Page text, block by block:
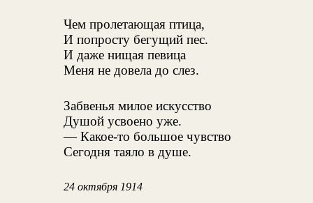
Чем пролетающая птица,
И попросту бегущий пес.
И даже нищая певица
Меня не довела до слез.
Забвенья милое искусство
Душой усвоено уже.
— Какое-то большое чувство
Сегодня таяло в душе.
24 октября 1914